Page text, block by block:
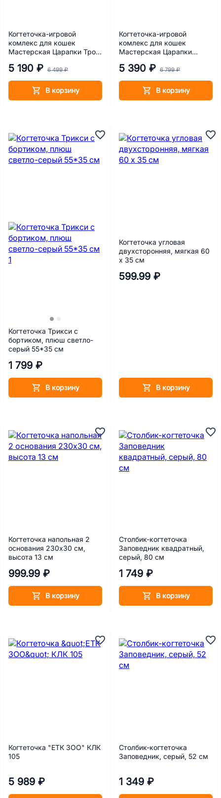
Когтеточка-игровой
комлекс для кошек
Мастерская Царапки Трон,
5 190 ₽ 6 499 ₽
В корзину
Когтеточка-игровой
комлекс для кошек
Мастерская Царапки
белый
5 390 ₽ 6 799 ₽
В корзину
Когтеточка Трикси с
бортиком, плюш светло-
серый 55*35 см
1 799 ₽
В корзину
Когтеточка угловая
двухсторонняя, мягкая 60
х 35 см
599.99 ₽
В корзину
Когтеточка напольная 2
основания 230х30 см,
высота 13 см
999.99 ₽
В корзину
Столбик-когтеточка
Заповедник квадратный,
серый, 80 см
1 749 ₽
В корзину
Когтеточка "ЕТК ЗОО" КЛК
105
5 989 ₽
Столбик-когтеточка
Заповедник, серый, 52 см
1 349 ₽